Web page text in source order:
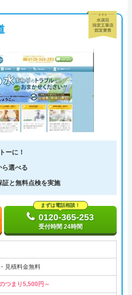
ーに！
ら選べる
証と無料点検を実施
まずは電話相談！
0120-365-253
受付時間 24時間
見積料金無料
つまり5,500円～